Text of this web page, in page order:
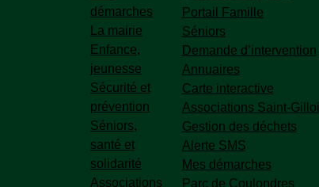
démarches
La mairie
Enfance,
jeunesse
Sécurité et
prévention
Séniors,
santé et
solidarité
Associations
Portail Famille
Séniors
Demande d’intervention
Annuaires
Carte interactive
Associations Saint-
Gestion des déchets
Alerte SMS
Mes démarches
Parc de Coulondres